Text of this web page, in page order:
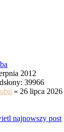
2012
39966
« 26 lipca 2026
najnowszy post